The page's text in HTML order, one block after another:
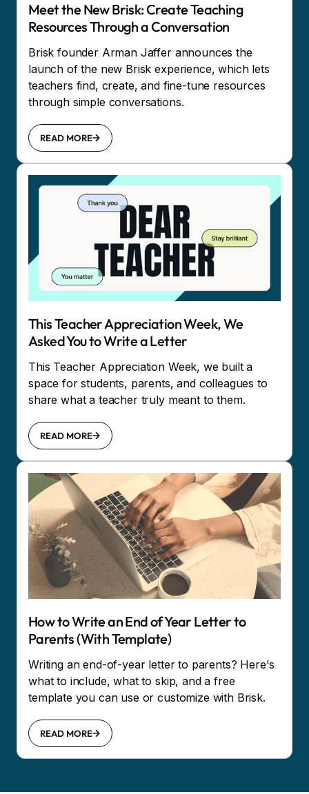
Meet the New Brisk: Create Teaching
Resources Through a Conversation
Brisk founder Arman Jaffer announces the
launch of the new Brisk experience, which lets
teachers find, create, and fine-tune resources
through simple conversations.
READ MORE
This Teacher Appreciation Week, We
Asked You to Write a Letter
This Teacher Appreciation Week, we built a
space for students, parents, and colleagues to
share what a teacher truly meant to them.
READ MORE
How to Write an End of Year Letter to
Parents (With Template)
Writing an end-of-year letter to parents? Here's
what to include, what to skip, and a free
template you can use or customize with Brisk.
READ MORE